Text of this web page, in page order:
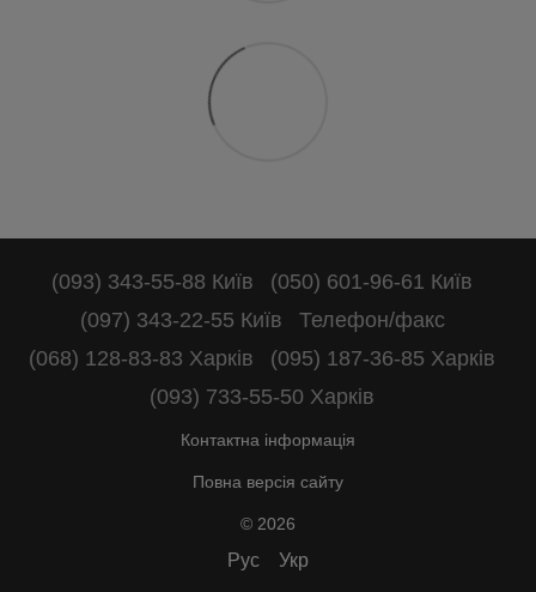
(093) 343-55-88 Київ
(050) 601-96-61 Київ
(097) 343-22-55 Київ
Телефон/факс
(068) 128-83-83 Харків
(095) 187-36-85 Харків
(093) 733-55-50 Харків
Контактна інформація
Повна версія сайту
© 2026
Рус Укр